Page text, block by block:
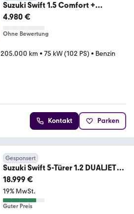
Suzuki Swift 1.5 Comfort +
Automatik, NEUER TÜV
4.980 €
Ohne Bewertung
205.000 km • 75 kW (102 PS) • Benzin
Kontakt Parken
Gesponsert
Suzuki Swift 5-Türer 1.2 DUALJET
HYBRID CVT Comfort+
18.999 €
19% MwSt.
Guter Preis